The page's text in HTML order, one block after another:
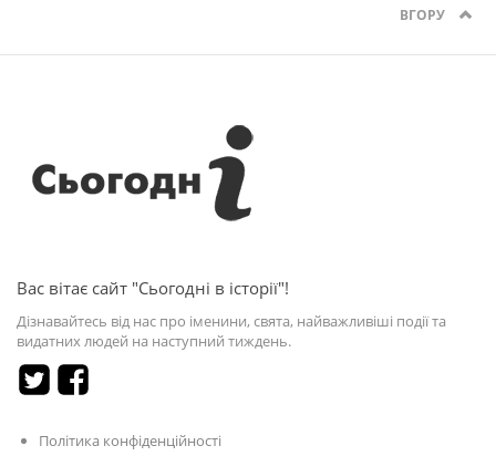
ВГОРУ
Вас вітає сайт "Сьогодні в історії"!
Дізнавайтесь від нас про іменини, свята, найважливіші події та
видатних людей на наступний тиждень.
Політика конфіденційності